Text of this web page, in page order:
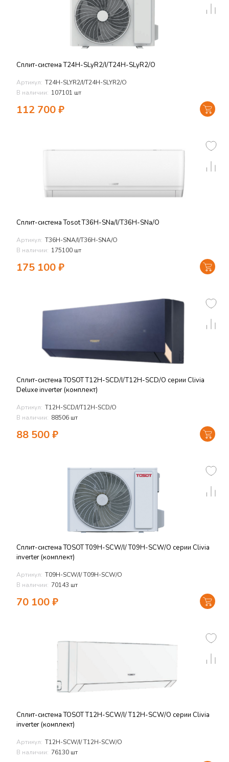
Сплит-система T24H-SLyR2/I/T24H-SLyR2/O
Артикул: T24H-SLYR2/I/T24H-SLYR2/O
В наличии: 107101 шт
112 700₽
Сплит-система Tosot T36H-SNa/I/T36H-SNa/O
Артикул: T36H-SNA/I/T36H-SNA/O
В наличии: 175100 шт
175 100₽
Сплит-система TOSOT T12H-SCD/I/T12H-SCD/O серии Clivia
Deluxe inverter (комплект)
Артикул: T12H-SCD/I/T12H-SCD/O
В наличии: 88506 шт
88 500₽
Сплит-система TOSOT T09H-SCW/I/ T09H-SCW/O серии Clivia
inverter (комплект)
Артикул: T09H-SCW/I/ T09H-SCW/O
В наличии: 70143 шт
70 100₽
Сплит-система TOSOT T12H-SCW/I/ T12H-SCW/O серии Clivia
inverter (комплект)
Артикул: T12H-SCW/I/ T12H-SCW/O
В наличии: 76130 шт